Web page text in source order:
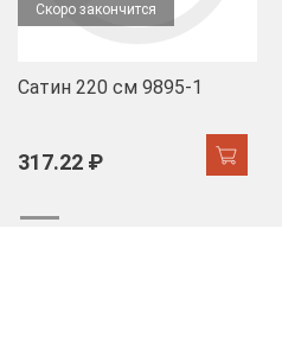
Скоро закончится
Сатин 220 см 9895-1
317.22 ₽